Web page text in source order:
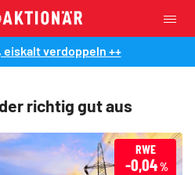
eiskalt verdoppeln ++
richtig gut aus
RWE
-0,04%